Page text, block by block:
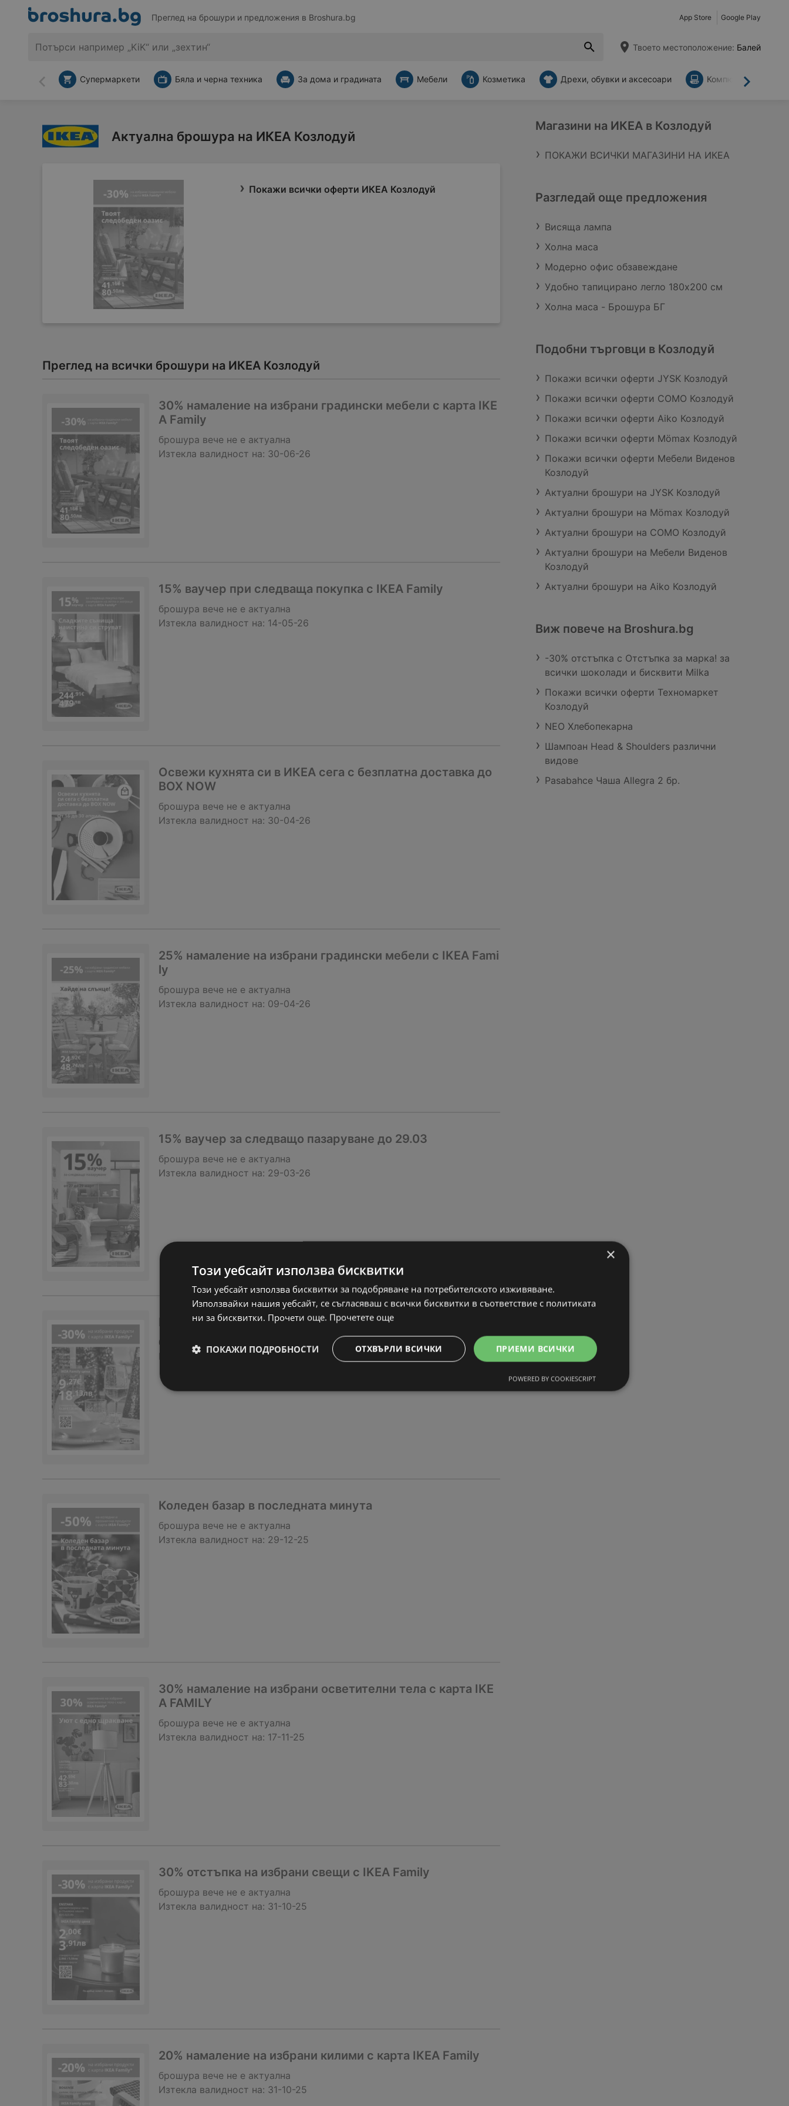
Преглед на брошури и предложения в Broshura.bg App Store Google Play
Твоето местоположение: Балей
Назад Напред
Супермаркети Бяла и черна техника За дома и градината Мебели Козметика Дрехи, обувки и аксесоари Компютри и
Актуална брошура на ИКЕА Козлодуй
Покажи всички оферти ИКЕА Козлодуй
Преглед на всички брошури на ИКЕА Козлодуй
30% намаление на избрани градински мебели с карта IKE
A Family
брошура вече не е актуална
Изтекла валидност на: 30-06-26
15% ваучер при следваща покупка с IKEA Family
брошура вече не е актуална
Изтекла валидност на: 14-05-26
Освежи кухнята си в ИКЕА сега с безплатна доставка до
BOX NOW
брошура вече не е актуална
Изтекла валидност на: 30-04-26
25% намаление на избрани градински мебели с IKEA Fami
ly
брошура вече не е актуална
Изтекла валидност на: 09-04-26
15% ваучер за следващо пазаруване до 29.03
брошура вече не е актуална
Изтекла валидност на: 29-03-26
IKEA Family оферти
брошура
Изтекла валидност на: 30-12-25
Коледен базар в последната минута
брошура вече не е актуална
Изтекла валидност на: 29-12-25
30% намаление на избрани oсветителни тела с карта IKE
A FAMILY
брошура вече не е актуална
Изтекла валидност на: 17-11-25
30% отстъпка на избрани свещи с IKEA Family
брошура вече не е актуална
Изтекла валидност на: 31-10-25
20% намаление на избрани килими с карта IKEA Family
брошура вече не е актуална
Изтекла валидност на: 31-10-25
Магазини на ИКЕА в Козлодуй
ПОКАЖИ ВСИЧКИ МАГАЗИНИ НА ИКЕА
Разгледай още предложения
Висяща лампа
Холна маса
Модерно офис обзавеждане
Удобно тапицирано легло 180х200 см
Холна маса - Брошура БГ
Подобни търговци в Козлодуй
Покажи всички оферти JYSK Козлодуй
Покажи всички оферти COMO Козлодуй
Покажи всички оферти Aiko Козлодуй
Покажи всички оферти Mömax Козлодуй
Покажи всички оферти Мебели Виденов
Козлодуй
Актуални брошури на JYSK Козлодуй
Актуални брошури на Mömax Козлодуй
Актуални брошури на COMO Козлодуй
Актуални брошури на Мебели Виденов
Козлодуй
Актуални брошури на Aiko Козлодуй
Виж повече на Broshura.bg
-30% отстъпка с Отстъпка за марка! за
всички шоколади и бисквити Milka
Покажи всички оферти Техномаркет
Козлодуй
NEO Хлебопекарна
Шампоан Head & Shoulders различни
видове
Pasabahce Чаша Allegra 2 бр.
×
Този уебсайт използва бисквитки
Този уебсайт използва бисквитки за подобряване на потребителското изживяване.
Използвайки нашия уебсайт, се съгласяваш с всички бисквитки в съответствие с политиката
ни за бисквитки. Прочети още. Прочетете още
ПРИЕМИ ВСИЧКИ
ОТХВЪРЛИ ВСИЧКИ
ПОКАЖИ ПОДРОБНОСТИ
POWERED BY COOKIESCRIPT